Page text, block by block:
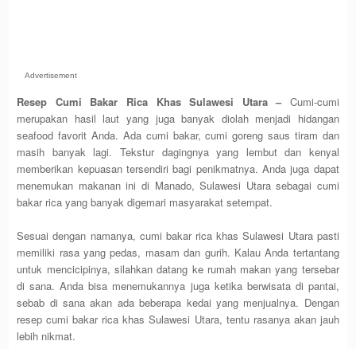
Advertisement
Resep Cumi Bakar Rica Khas Sulawesi Utara –Cumi-cumi
merupakan hasil laut yang juga banyak diolah menjadi hidangan
seafood favorit Anda. Ada cumi bakar, cumi goreng saus tiram dan
masih banyak lagi. Tekstur dagingnya yang lembut dan kenyal
memberikan kepuasan tersendiri bagi penikmatnya. Anda juga dapat
menemukan makanan ini di Manado, Sulawesi Utara sebagai cumi
bakar rica yang banyak digemari masyarakat setempat.
Sesuai dengan namanya, cumi bakar rica khas Sulawesi Utara pasti
memiliki rasa yang pedas, masam dan gurih. Kalau Anda tertantang
untuk mencicipinya, silahkan datang ke rumah makan yang tersebar
di sana. Anda bisa menemukannya juga ketika berwisata di pantai,
sebab di sana akan ada beberapa kedai yang menjualnya. Dengan
resep cumi bakar rica khas Sulawesi Utara, tentu rasanya akan jauh
lebih nikmat.